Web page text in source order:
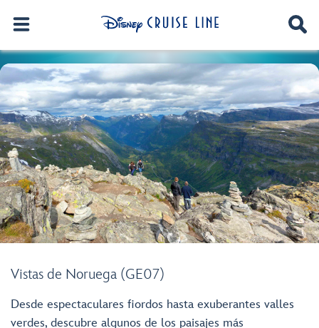
Vistas de Noruega (GE07)
Desde espectaculares fiordos hasta exuberantes valles
verdes, descubre algunos de los paisajes más